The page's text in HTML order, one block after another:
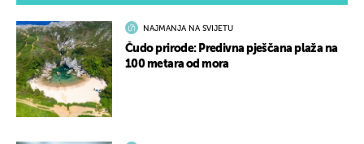
NAJMANJA NA SVIJETU
Čudo prirode: Predivna pješčana plaža na
100 metara od mora